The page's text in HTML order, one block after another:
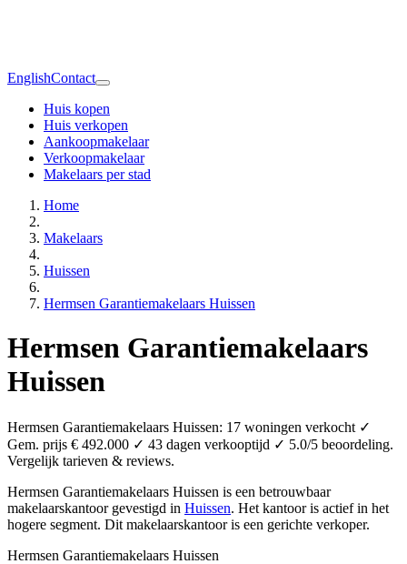
EnglishContact
Huis kopen
Huis verkopen
Aankoopmakelaar
Verkoopmakelaar
Makelaars per stad
Home
Makelaars
Huissen
Hermsen Garantiemakelaars Huissen
Hermsen Garantiemakelaars
Huissen
Hermsen Garantiemakelaars Huissen: 17 woningen verkocht ✓
Gem. prijs € 492.000 ✓ 43 dagen verkooptijd ✓ 5.0/5 beoordeling.
Vergelijk tarieven & reviews.
Hermsen Garantiemakelaars Huissen is een betrouwbaar
makelaarskantoor gevestigd in Huissen. Het kantoor is actief in het
hogere segment. Dit makelaarskantoor is een gerichte verkoper.
Hermsen Garantiemakelaars Huissen